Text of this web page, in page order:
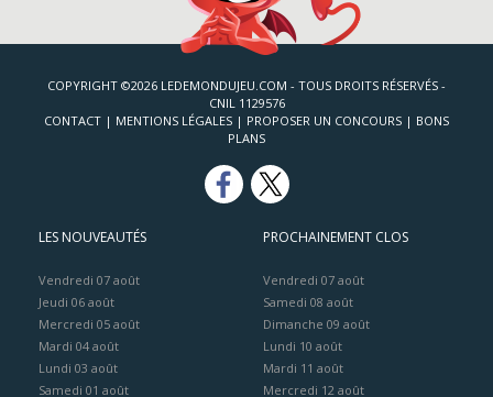
COPYRIGHT ©2026 LEDEMONDUJEU.COM - TOUS DROITS RÉSERVÉS -
CNIL 1129576
CONTACT | MENTIONS LÉGALES | PROPOSER UN CONCOURS | BONS
PLANS
LES NOUVEAUTÉS
Vendredi 07 août
Jeudi 06 août
Mercredi 05 août
Mardi 04 août
Lundi 03 août
Samedi 01 août
PROCHAINEMENT CLOS
Vendredi 07 août
Samedi 08 août
Dimanche 09 août
Lundi 10 août
Mardi 11 août
Mercredi 12 août